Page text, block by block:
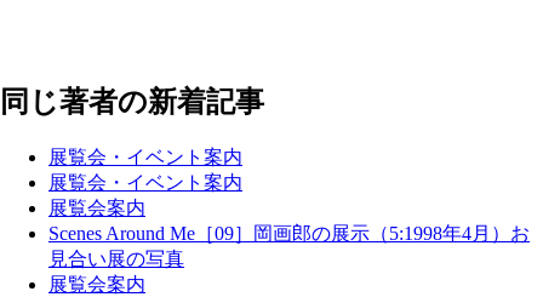
同じ著者の新着記事
展覧会・イベント案内
展覧会・イベント案内
展覧会案内
Scenes Around Me［09］岡画郎の展示（5:1998年4月）お
見合い展の写真
展覧会案内